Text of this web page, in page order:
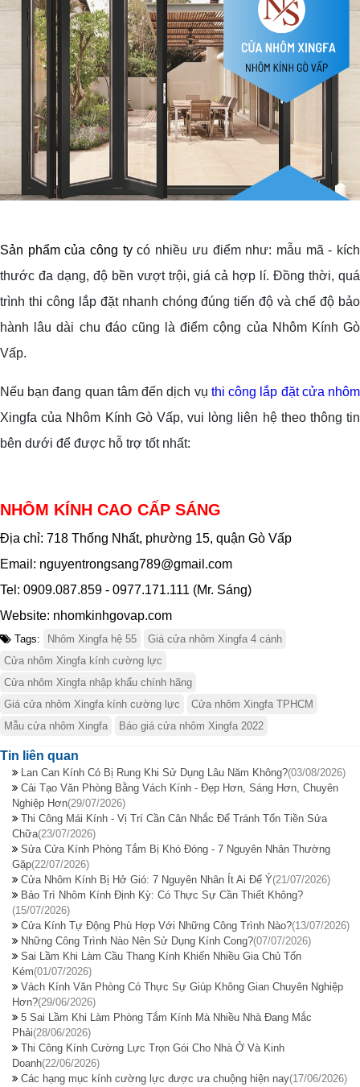
Sản phẩm của công tycó nhiều ưu điểm như: mẫu mã - kích
thước đa dạng, độ bền vượt trội, giá cả hợp lí. Đồng thời, quá
trình thi công lắp đặt nhanh chóng đúng tiến độ và chế độ bảo
hành lâu dài chu đáo cũng là điểm cộng của Nhôm Kính Gò
Vấp.
Nếu bạn đang quan tâm đến dịch vụ thi công lắp đặt cửa nhôm
Xingfa của Nhôm Kính Gò Vấp, vui lòng liên hệ theo thông tin
bên dưới để được hỗ trợ tốt nhất:
NHÔM KÍNH CAO CẤP SÁNG
Địa chỉ: 718 Thống Nhất, phường 15, quận Gò Vấp
Email: nguyentrongsang789@gmail.com
Tel: 0909.087.859 - 0977.171.111 (Mr. Sáng)
Website: nhomkinhgovap.com
Tags: Nhôm Xingfa hệ 55
Giá cửa nhôm Xingfa 4 cánh
Cửa nhôm Xingfa kính cường lực
Cửa nhôm Xingfa nhập khẩu chính hãng
Giá cửa nhôm Xingfa kính cường lực
Cửa nhôm Xingfa TPHCM
Mẫu cửa nhôm Xingfa
Báo giá cửa nhôm Xingfa 2022
Tin liên quan
Lan Can Kính Có Bị Rung Khi Sử Dụng Lâu Năm Không?(03/08/2026)
Cải Tạo Văn Phòng Bằng Vách Kính - Đẹp Hơn, Sáng Hơn, Chuyên
Nghiệp Hơn(29/07/2026)
Thi Công Mái Kính - Vị Trí Cần Cân Nhắc Để Tránh Tốn Tiền Sửa
Chữa(23/07/2026)
Sửa Cửa Kính Phòng Tắm Bị Khó Đóng - 7 Nguyên Nhân Thường
Gặp(22/07/2026)
Cửa Nhôm Kính Bị Hở Gió: 7 Nguyên Nhân Ít Ai Để Ý(21/07/2026)
Bảo Trì Nhôm Kính Định Kỳ: Có Thực Sự Cần Thiết Không?
(15/07/2026)
Cửa Kính Tự Động Phù Hợp Với Những Công Trình Nào?(13/07/2026)
Những Công Trình Nào Nên Sử Dụng Kính Cong?(07/07/2026)
Sai Lầm Khi Làm Cầu Thang Kính Khiến Nhiều Gia Chủ Tốn
Kém(01/07/2026)
Vách Kính Văn Phòng Có Thực Sự Giúp Không Gian Chuyên Nghiệp
Hơn?(29/06/2026)
5 Sai Lầm Khi Làm Phòng Tắm Kính Mà Nhiều Nhà Đang Mắc
Phải(28/06/2026)
Thi Công Kính Cường Lực Trọn Gói Cho Nhà Ở Và Kinh
Doanh(22/06/2026)
Các hạng mục kính cường lực được ưa chuộng hiện nay(17/06/2026)